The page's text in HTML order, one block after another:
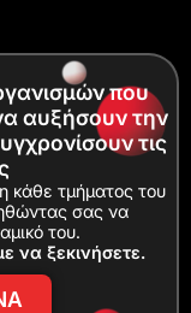
που
αυξήσουν την
τις
κάθε τμήματος του
σας να
του.
να ξεκινήσετε.